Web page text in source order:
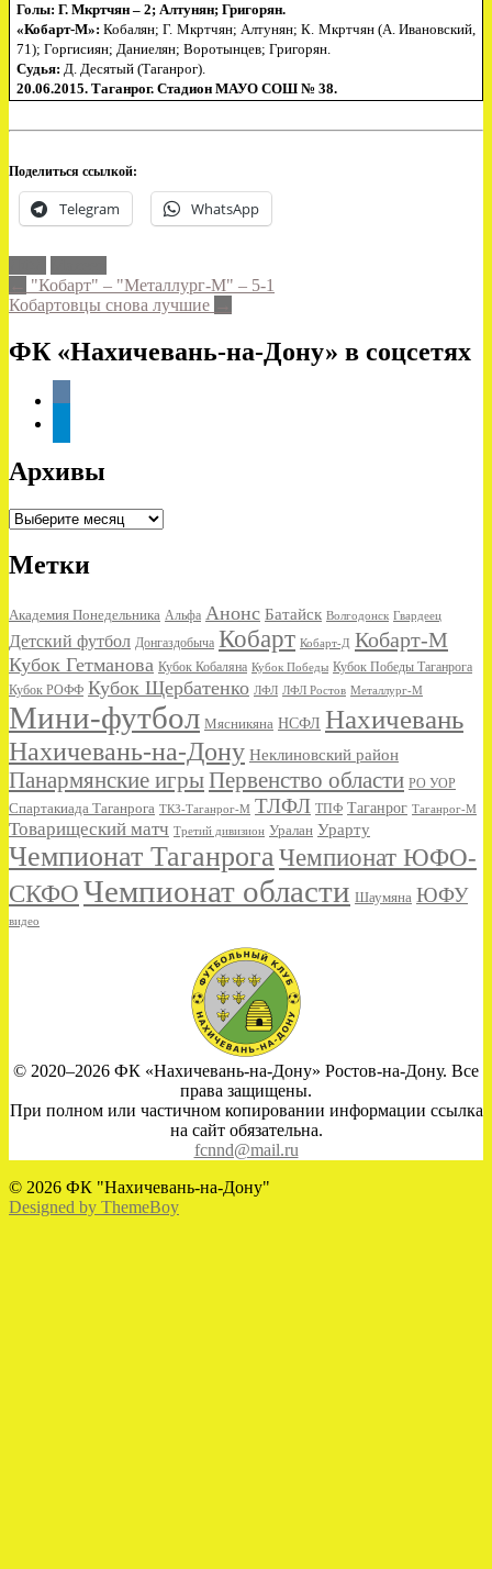
Голы: Г. Мкртчян – 2; Алтунян; Григорян.
«Кобарт-М»: Кобалян; Г. Мкртчян; Алтунян; К. Мкртчян (А. Ивановский,
71); Горгисиян; Даниелян; Воротынцев; Григорян.
Судья: Д. Десятый (Таганрог).
20.06.2015. Таганрог. Стадион МАУО СОШ № 38.
Поделиться ссылкой:
Telegram WhatsApp
Post
navigation
"Кобарт" – "Металлург-М" – 5-1
Кобартовцы снова лучшие
ФК «Нахичевань-на-Дону» в соцсетях
Архивы
Архивы
Метки
Академия Понедельника Альфа Анонс Батайск Волгодонск Гвардеец
Детский футбол Донгаздобыча Кобарт Кобарт-Д Кобарт-М
Кубок Гетманова Кубок Кобаляна Кубок Победы Кубок Победы Таганрога
Кубок РОФФ Кубок Щербатенко ЛФЛ ЛФЛ Ростов Металлург-М
Мини-футбол Мясникяна НСФЛ Нахичевань
Нахичевань-на-Дону Неклиновский район
Панармянские игрыПервенство области РО УОР
Спартакиада Таганрога ТКЗ-Таганрог-М ТЛФЛ ТПФ Таганрог Таганрог-М
Товарищеский матч Третий дивизион Уралан Урарту
Чемпионат ТаганрогаЧемпионат ЮФО-
СКФОЧемпионат области Шаумяна ЮФУ
видео
© 2020–2026 ФК «Нахичевань-на-Дону» Ростов-на-Дону. Все
права защищены.
При полном или частичном копировании информации ссылка
на сайт обязательна.
fcnnd@mail.ru
© 2026 ФК "Нахичевань-на-Дону"
Designed by ThemeBoy